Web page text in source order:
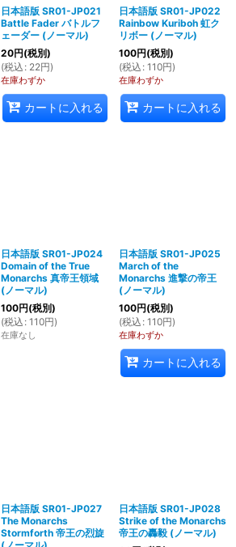
日本語版 SR01-JP021
Battle Fader バトルフ
ェーダー (ノーマル)
20円(税別)
(税込 : 22円)
在庫わずか
カートに入れる
日本語版 SR01-JP022
Rainbow Kuriboh 虹ク
リボー (ノーマル)
100円(税別)
(税込 : 110円)
在庫わずか
カートに入れる
日本語版 SR01-JP024
Domain of the True
Monarchs 真帝王領域
(ノーマル)
100円(税別)
(税込 : 110円)
在庫なし
日本語版 SR01-JP025
March of the
Monarchs 進撃の帝王
(ノーマル)
100円(税別)
(税込 : 110円)
在庫わずか
カートに入れる
日本語版 SR01-JP027
The Monarchs
Stormforth 帝王の烈旋
日本語版 SR01-JP028
Strike of the Monarchs
帝王の轟毅 (ノーマル)